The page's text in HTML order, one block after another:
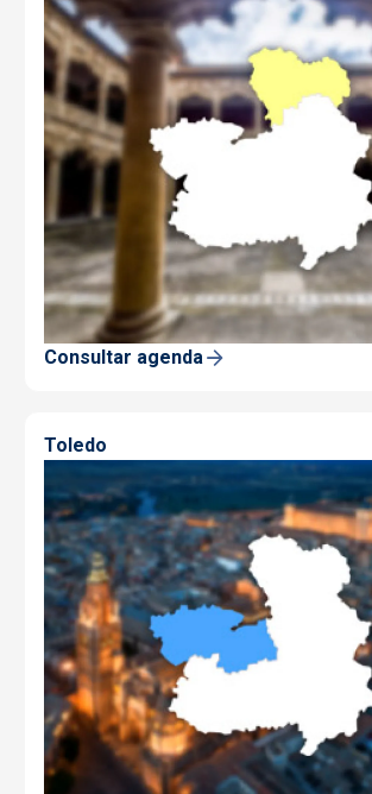
Consultar agenda
Toledo